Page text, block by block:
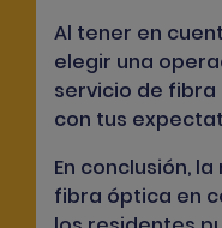
Al tener en
elegir una
servicio de
con tus
En conclusión,
fibra óptica en